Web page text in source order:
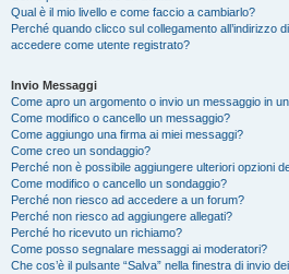
Qual è il mio livello e come faccio a cambiarlo?
Perché quando clicco sul collegamento all’indirizzo
accedere come utente registrato?
Invio Messaggi
Come apro un argomento o invio un messaggio in
Come modifico o cancello un messaggio?
Come aggiungo una firma ai miei messaggi?
Come creo un sondaggio?
Perché non è possibile aggiungere ulteriori opzioni
Come modifico o cancello un sondaggio?
Perché non riesco ad accedere a un forum?
Perché non riesco ad aggiungere allegati?
Perché ho ricevuto un richiamo?
Come posso segnalare messaggi ai moderatori?
Che cos’è il pulsante “Salva” nella finestra di invio